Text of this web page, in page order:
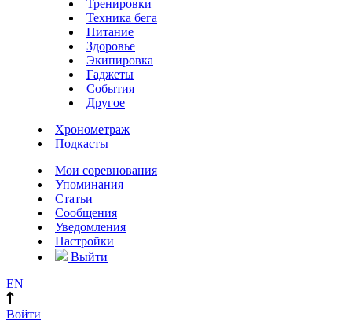
Тренировки
Техника бега
Питание
Здоровье
Экипировка
Гаджеты
События
Другое
Хронометраж
Подкасты
Мои соревнования
Упоминания
Статьи
Сообщения
Уведомления
Настройки
Выйти
EN
Войти